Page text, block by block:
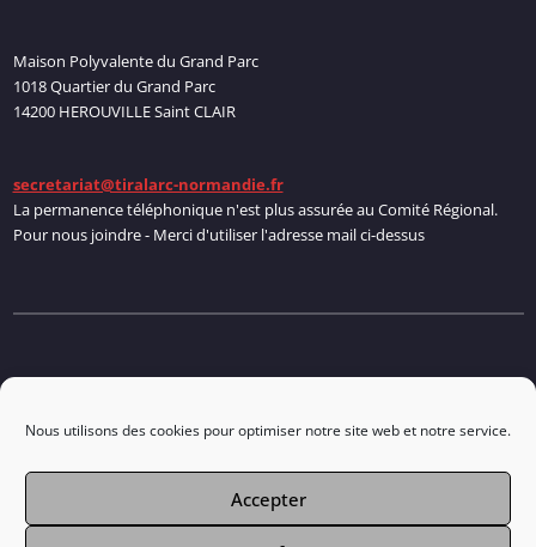
Nous utilisons des cookies pour optimiser notre site web et notre service.
Accepter
Maison Polyvalente du Grand Parc
1018 Quartier du Grand Parc
14200 HEROUVILLE Saint CLAIR
secretariat@tiralarc-normandie.fr
La permanence téléphonique n'est plus assurée au Comité Régional.
Pour nous joindre - Merci d'utiliser l'adresse mail ci-dessus